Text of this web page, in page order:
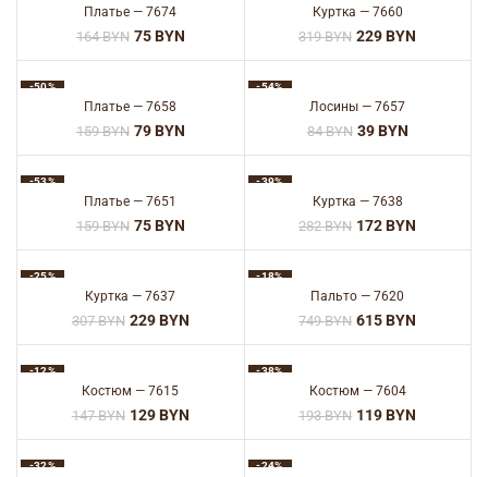
Платье — 7674
164BYN 75BYN
Куртка — 7660
319BYN 229BYN
-50%
Платье — 7658
159BYN 79BYN
-54%
Лосины — 7657
84BYN 39BYN
-53%
Платье — 7651
159BYN 75BYN
-39%
Куртка — 7638
282BYN 172BYN
-25%
Куртка — 7637
307BYN 229BYN
-18%
Пальто — 7620
749BYN 615BYN
-12%
Костюм — 7615
147BYN 129BYN
-38%
Костюм — 7604
193BYN 119BYN
-32% -24%